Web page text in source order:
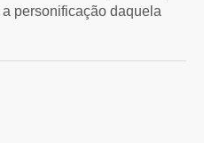
personificação daquela